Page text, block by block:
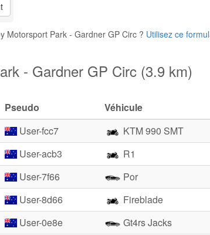
Motorsport Park - Gardner GP Circ ? Utilisez ce
- Gardner GP Circ (3.9 km)
Pseudo
Véhicule
User-fcc7
KTM 990 SMT
User-acb3
R1
User-7f66
Por
User-8d66
Fireblade
User-0e8e
Gt4rs Jacks